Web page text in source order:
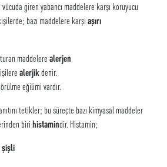
giren yabancı maddelere karşı koruyucu
bazı maddelere karşı aşırı
maddelere alerjen
alerjikdenir.
eğilimi vardır.
tetikler; bu süreçte bazı kimyasal maddeler
biri histamindir. Histamin;
şişli